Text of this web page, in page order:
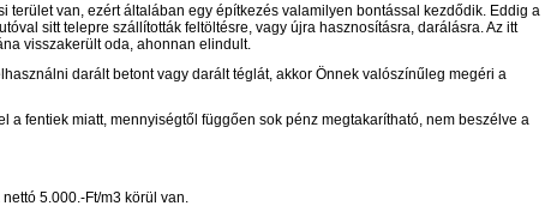
terület van, ezért általában egy építkezés valamilyen bontással kezdődik. Eddig a
sitt telepre szállították feltöltésre, vagy újra hasznosításra, darálásra. Az itt
visszakerült oda, ahonnan elindult.
darált betont vagy darált téglát, akkor Önnek valószínűleg megéri a
a fentiek miatt, mennyiségtől függően sok pénz megtakarítható, nem beszélve a
5.000.-Ft/m3 körül van.